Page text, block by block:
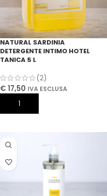
NATURAL SARDINIA
DETERGENTE INTIMO HOTEL
TANICA 5 L
(2)
€17,50 IVA ESCLUSA
AGGIUNGI AL CARRELLO